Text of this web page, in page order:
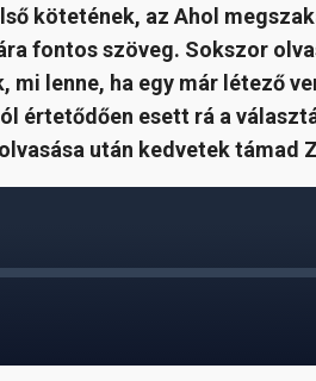
kötetének, az Ahol
fontos szöveg. Sokszor
lenne, ha egy már létező
értetődően esett rá a
után kedvetek támad